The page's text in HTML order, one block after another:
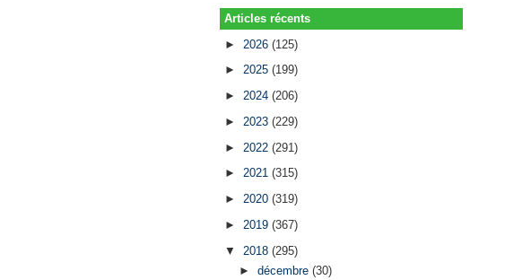
Articles récents
► 2026(125)
►2025(199)
►2024(206)
► 2023(229)
► 2022(291)
►2021(315)
►2020(319)
► 2019(367)
▼ 2018(295)
► décembre (30)